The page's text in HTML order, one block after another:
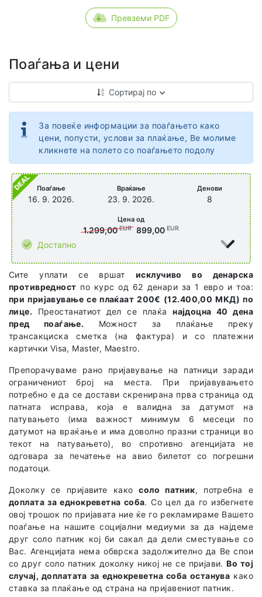
Превземи PDF
Поаѓања и цени
Сортирај по
За повеќе информации за поаѓањето како
цени, попусти, услови за плаќање, Ве молиме
кликнете на полето со поаѓањето подолу
Поаѓање
16. 9. 2026.
Враќање
23. 9. 2026.
Денови
8
Достапно
Цена од
1.299,00EUR 899,00 EUR
Сите уплати се вршатисклучиво во денарска
противредност по курс од 62 денари за 1 евро и тоа:
при пријавување се плаќаат 200€ (12.400,00 МКД) по
лице. Преостанатиот дел се плаќанајдоцна 40 дена
пред поаѓање. Можност за плаќање преку
трансакциска сметка (на фактура) и со платежни
картички Visa, Master, Maestro.
Препорачуваме рано пријавување на патници заради
ограничениот број на места. При пријавувањето
потребно е да се достави скренирана прва страница од
патната исправа, која е валидна за датумот на
патувањето (има важност минимум 6 месеци по
датумот на враќање и има доволно празни страници во
текот на патувањето), во спротивно агенцијата не
одговара за печатење на авио билетот со погрешни
податоци.
Доколку се пријавите какосоло патник, потребна е
доплата за еднокреветна соба. Со цел да го избегнете
овој трошок по пријавата ние ќе го рекламираме Вашето
поаѓање на нашите социјални медиуми за да најдеме
друг соло патник кој би сакал да дели сместување со
Вас. Агенцијата нема обврска задолжително да Ве спои
со друг соло патник доколку никој не се пријави.Во тој
случај, доплатата за еднокреветна соба останува како
ставка за плаќање од страна на пријавениот патник.